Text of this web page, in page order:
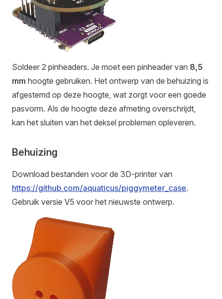
Soldeer 2 pinheaders. Je moet een pinheader van 8,5
mm hoogte gebruiken. Het ontwerp van de behuizing is
afgestemd op deze hoogte, wat zorgt voor een goede
pasvorm. Als de hoogte deze afmeting overschrijdt,
kan het sluiten van het deksel problemen opleveren.
Behuizing
Download bestanden voor de 3D-printer van
https://github.com/aquaticus/piggymeter_case.
Gebruik versie V5 voor het nieuwste ontwerp.